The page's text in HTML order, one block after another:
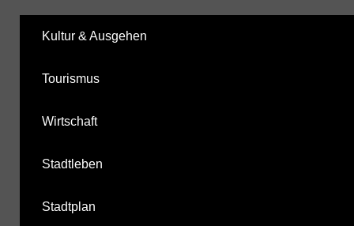
Kultur & Ausgehen
Tourismus
Wirtschaft
Stadtleben
Stadtplan